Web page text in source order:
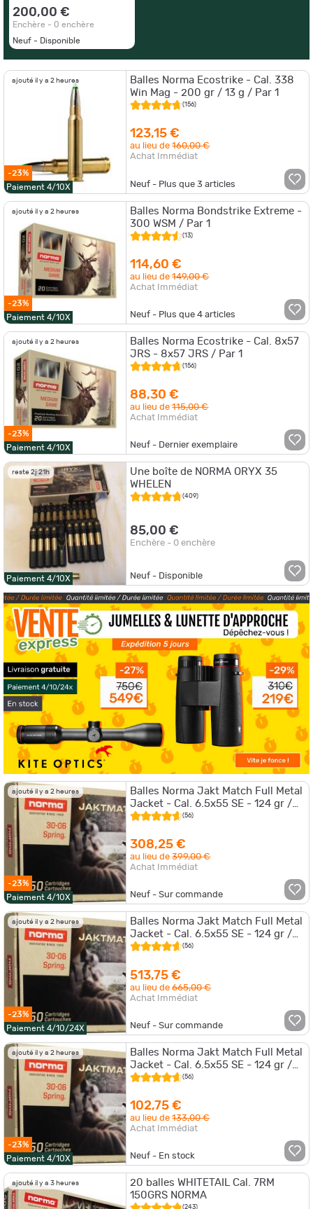
ajouté il y a 2 heures
-23%
Paiement 4/10X
Balles Norma Ecostrike - Cal. 338
Win Mag - 200 gr / 13 g / Par 1
(156)
123,15 €
au lieu de160,00 €
Achat Immédiat
Neuf - Plus que3 articles
ajouté il y a 2 heures
-23%
Paiement 4/10X
Balles Norma Bondstrike Extreme -
300 WSM / Par 1
(13)
114,60 €
au lieu de149,00 €
Achat Immédiat
Neuf - Plus que4 articles
ajouté il y a 2 heures
-23%
Paiement 4/10X
Balles Norma Ecostrike - Cal. 8x57
JRS - 8x57 JRS / Par 1
(156)
88,30 €
au lieu de115,00 €
Achat Immédiat
Neuf - Dernier exemplaire
reste 2j 21h
Paiement 4/10X
Une boîte de NORMA ORYX 35
WHELEN
(409)
85,00 €
Enchère - 0 enchère
Neuf - Disponible
ajouté il y a 2 heures
-23%
Paiement 4/10X
Balles Norma Jakt Match Full Metal
Jacket - Cal. 6.5x55 SE - 124 gr /
Par 3
(56)
308,25 €
au lieu de399,00 €
Achat Immédiat
Neuf - Sur commande
ajouté il y a 2 heures
-23%
Paiement 4/10/24X
Balles Norma Jakt Match Full Metal
Jacket - Cal. 6.5x55 SE - 124 gr /
Par 5
(56)
513,75 €
au lieu de665,00 €
Achat Immédiat
Neuf - Sur commande
ajouté il y a 2 heures
-23%
Paiement 4/10X
Balles Norma Jakt Match Full Metal
Jacket - Cal. 6.5x55 SE - 124 gr /
Par 1
(56)
102,75 €
au lieu de133,00 €
Achat Immédiat
Neuf - En stock
ajouté il y a 3 heures
20 balles WHITETAIL Cal. 7RM
150GRS NORMA
(243)
200,00 €
Enchère - 0 enchère
Neuf - Disponible